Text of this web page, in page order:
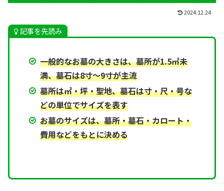
2024.12.24
記事を先読み
一般的なお墓の大きさは、墓所が1.5㎡未
満、墓石は8寸～9寸が主流
墓所は㎡・坪・聖地、墓石は寸・尺・号な
どの単位でサイズを表す
お墓のサイズは、墓所・墓石・カロート・
費用などをもとに決める